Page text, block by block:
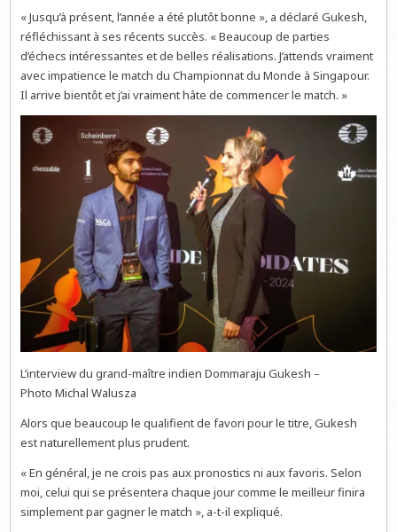
« Jusqu’à présent, l’année a été plutôt bonne », a déclaré Gukesh,
réfléchissant à ses récents succès. « Beaucoup de parties
d’échecs intéressantes et de belles réalisations. J’attends vraiment
avec impatience le match du Championnat du Monde à Singapour.
Il arrive bientôt et j’ai vraiment hâte de commencer le match. »
L’interview du grand-maître indien Dommaraju Gukesh –
Photo Michal Walusza
Alors que beaucoup le qualifient de favori pour le titre, Gukesh
est naturellement plus prudent.
« En général, je ne crois pas aux pronostics ni aux favoris. Selon
moi, celui qui se présentera chaque jour comme le meilleur finira
simplement par gagner le match », a-t-il expliqué.